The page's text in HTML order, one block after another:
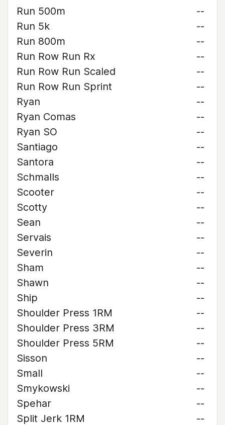
Run 500m
--
Run 5k
--
Run 800m
--
Run Row Run Rx
--
Run Row Run Scaled
--
Run Row Run Sprint
--
Ryan
--
Ryan Comas
--
Ryan SO
--
Santiago
--
Santora
--
Schmalls
--
Scooter
--
Scotty
--
Sean
--
Servais
--
Severin
--
Sham
--
Shawn
--
Ship
--
Shoulder Press 1RM
--
Shoulder Press 3RM
--
Shoulder Press 5RM
--
Sisson
--
Small
--
Smykowski
--
Spehar
--
Split Jerk 1RM
--